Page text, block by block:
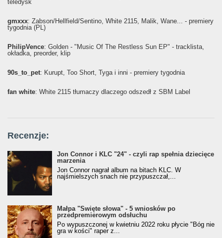
teledysk
gmxxx: Żabson/Hellfield/Sentino, White 2115, Malik, Wane... - premiery
tygodnia (PL)
PhilipVence: Golden - "Music Of The Restless Sun EP" - tracklista,
okładka, preorder, klip
90s_to_pet: Kurupt, Too Short, Tyga i inni - premiery tygodnia
fan white: White 2115 tłumaczy dlaczego odszedł z SBM Label
Recenzje:
Jon Connor i KLC "24" - czyli rap spełnia dziecięce
marzenia
Jon Connor nagrał album na bitach KLC. W
najśmielszych snach nie przypuszczał,...
Małpa "Święte słowa" - 5 wniosków po
przedpremierowym odsłuchu
Po wypuszczonej w kwietniu 2022 roku płycie "Bóg nie
gra w kości" raper z...